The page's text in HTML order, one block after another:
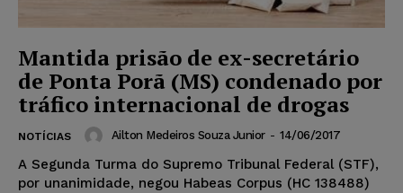
Mantida prisão de ex-secretário
de Ponta Porã (MS) condenado por
tráfico internacional de drogas
NOTÍCIAS Ailton Medeiros Souza Junior - 14/06/2017
A Segunda Turma do Supremo Tribunal Federal (STF),
por unanimidade, negou Habeas Corpus (HC 138488)